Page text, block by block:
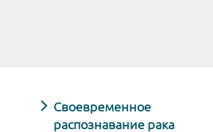
Своевременное
распознавание рака